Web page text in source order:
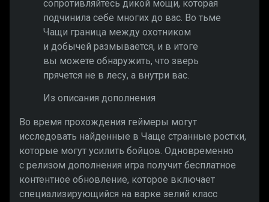
сопротивляйтесь дикой мощи, которая
подчинила себе многих до вас. Во тьме
Чащи граница между охотником
и добычей размывается, и в итоге
вы можете обнаружить, что зверь
прячется не в лесу, а внутри вас.
Из описания дополнения
Во время прохождения геймеры могут
исследовать найденные в Чаще странные ростки,
которые могут усилить бойцов. Одновременно
с релизом дополнения игра получит бесплатное
контентное обновление, которое включает
специализирующийся на варке зелий класс